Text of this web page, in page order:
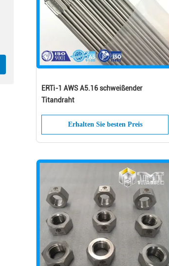
ERTi-1 AWS A5.16 schweißender
Titandraht
Erhalten Sie besten Preis